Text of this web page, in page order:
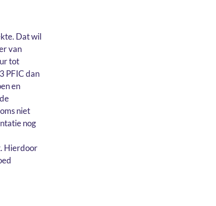
Dat wil
van
tot
PFIC dan
en
niet
nog
Hierdoor